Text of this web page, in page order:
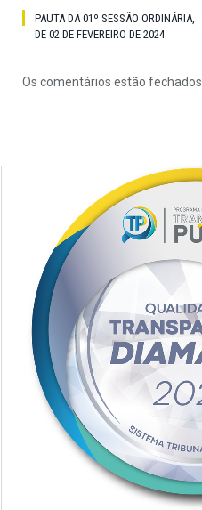
PAUTA DA 01º SESSÃO ORDINÁRIA,
DE 02 DE FEVEREIRO DE 2024
Os comentários estão fechados.